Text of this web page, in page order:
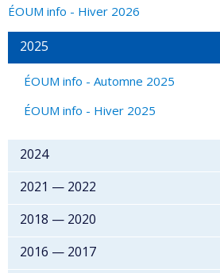
ÉOUM info - Hiver 2026
2025
ÉOUM info - Automne 2025
ÉOUM info - Hiver 2025
2024
2021 — 2022
2018 — 2020
2016 — 2017